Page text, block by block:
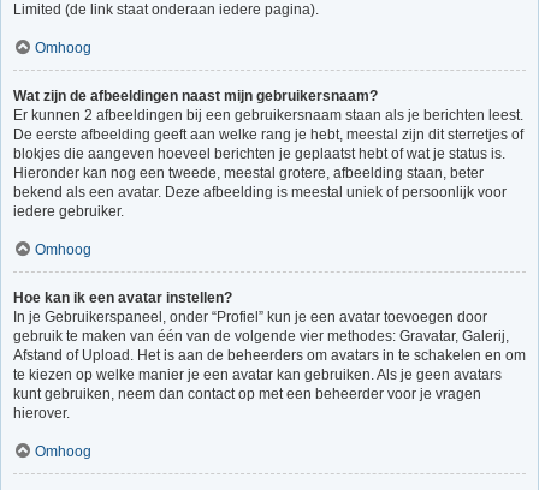
Limited (de link staat onderaan iedere pagina).
Omhoog
Wat zijn de afbeeldingen naast mijn gebruikersnaam?
Er kunnen 2 afbeeldingen bij een gebruikersnaam staan als je berichten leest.
De eerste afbeelding geeft aan welke rang je hebt, meestal zijn dit sterretjes of
blokjes die aangeven hoeveel berichten je geplaatst hebt of wat je status is.
Hieronder kan nog een tweede, meestal grotere, afbeelding staan, beter
bekend als een avatar. Deze afbeelding is meestal uniek of persoonlijk voor
iedere gebruiker.
Omhoog
Hoe kan ik een avatar instellen?
In je Gebruikerspaneel, onder “Profiel” kun je een avatar toevoegen door
gebruik te maken van één van de volgende vier methodes: Gravatar, Galerij,
Afstand of Upload. Het is aan de beheerders om avatars in te schakelen en om
te kiezen op welke manier je een avatar kan gebruiken. Als je geen avatars
kunt gebruiken, neem dan contact op met een beheerder voor je vragen
hierover.
Omhoog